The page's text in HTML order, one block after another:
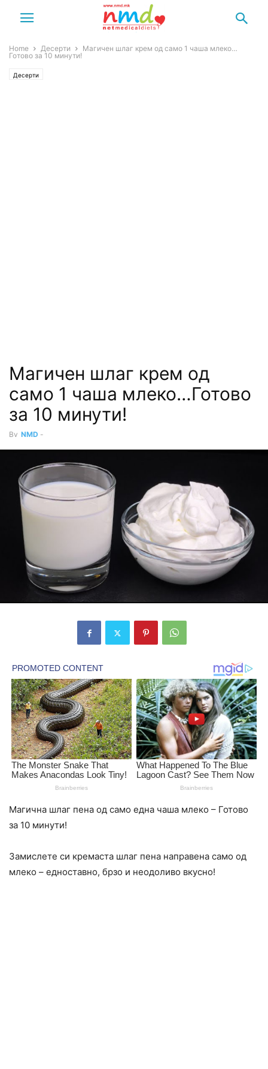
Home Десерти
Магичен шлаг крем од само 1 чаша млеко…
Готово за 10 минути!
Десерти
Магичен шлаг крем од
само 1 чаша млеко…Готово
за 10 минути!
By NMD -
Магична шлаг пена од само една чаша млеко – Готово
за 10 минути!
Замислете си кремаста шлаг пена направена само од
млеко – едноставно, брзо и неодоливо вкусно!